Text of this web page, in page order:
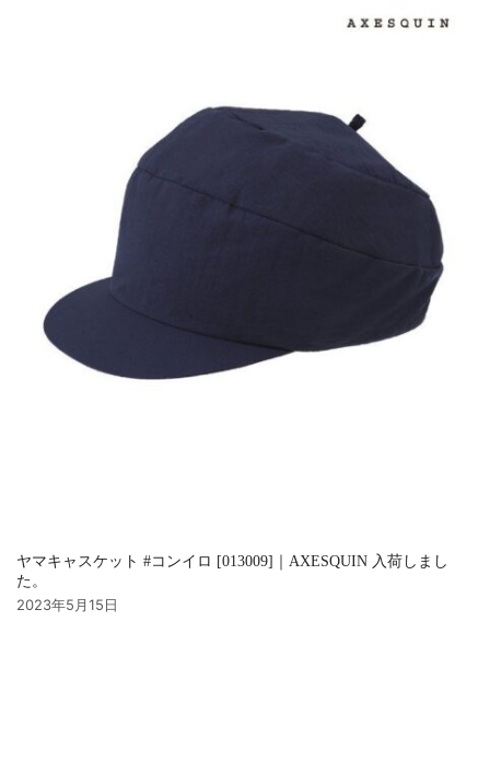
ヤマキャスケット #コンイロ [013009]｜AXESQUIN 入荷しまし
た。
2023年5月15日